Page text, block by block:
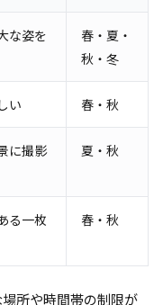
な姿を
春・夏・
秋・冬
い 春・秋
に撮影
夏・秋
る一枚
春・秋
所や時間帯の制限が